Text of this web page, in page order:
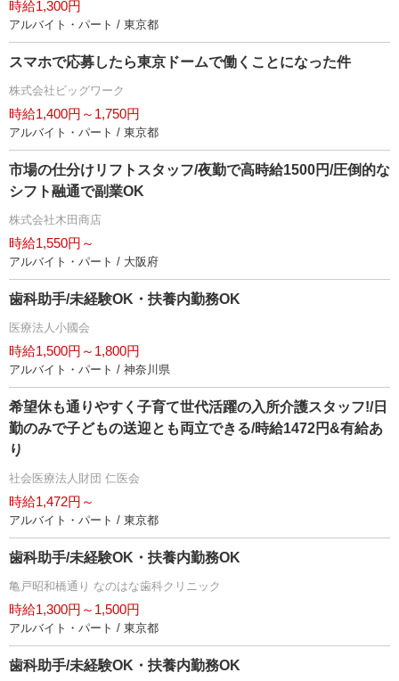
時給1,300円
アルバイト・パート / 東京都
スマホで応募したら東京ドームで働くことになった件
株式会社ビッグワーク
時給1,400円～1,750円
アルバイト・パート / 東京都
市場の仕分けリフトスタッフ/夜勤で高時給1500円/圧倒的な
シフト融通で副業OK
株式会社木田商店
時給1,550円～
アルバイト・パート / 大阪府
歯科助手/未経験OK・扶養内勤務OK
医療法人小國会
時給1,500円～1,800円
アルバイト・パート / 神奈川県
希望休も通りやすく子育て世代活躍の入所介護スタッフ!/日
勤のみで子どもの送迎とも両立できる/時給1472円&有給あ
り
社会医療法人財団 仁医会
時給1,472円～
アルバイト・パート / 東京都
歯科助手/未経験OK・扶養内勤務OK
亀戸昭和橋通り なのはな歯科クリニック
時給1,300円～1,500円
アルバイト・パート / 東京都
歯科助手/未経験OK・扶養内勤務OK